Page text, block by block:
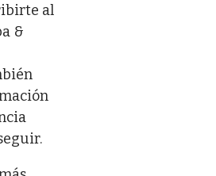
al
&